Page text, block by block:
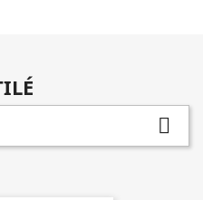
